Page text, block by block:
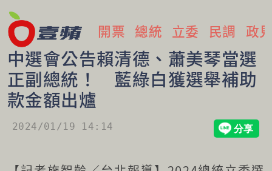
開票 總統 立委 民調 政
中選會公告賴清德、蕭美琴當選
正副總統！ 藍綠白獲選舉補助
款金額出爐
2024/01/19 14:14